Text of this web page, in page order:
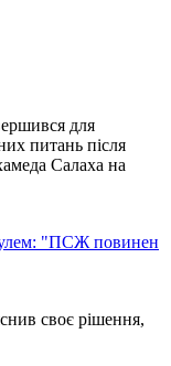
для
питань після
Салаха на
"ПСЖ повинен
своє рішення,